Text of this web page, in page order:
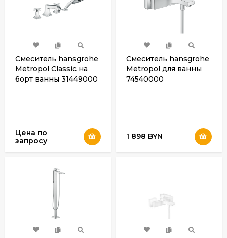
Смеситель hansgrohe
Metropol Classic на
борт ванны 31449000
Цена по
запросу
Смеситель hansgrohe
Metropol для ванны
74540000
1 898 BYN